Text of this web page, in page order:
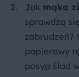
Jak mąka
sprawdzą
zabrudzeń?
papierowy
posyp ślad